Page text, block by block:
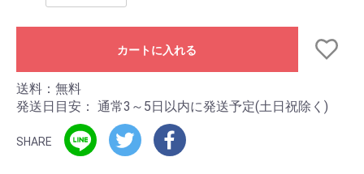
カートに入れる
送料：無料
発送日目安： 通常3～5日以内に発送予定(土日祝除く)
SHARE